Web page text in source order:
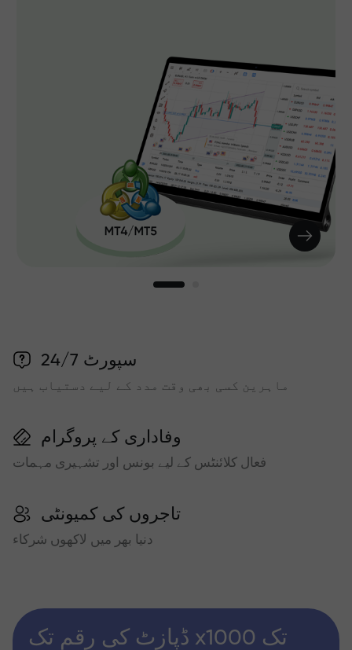
سپورٹ 24/7
ماہرین کسی بھی وقت مدد کے لیے دستیاب ہیں
وفاداری کے پروگرام
فعال کلائنٹس کے لیے بونس اور تشہیری مہمات
تاجروں کی کمیونٹی
دنیا بھر میں لاکھوں شرکاء
ڈپازٹ کی رقم تک x1000 تک